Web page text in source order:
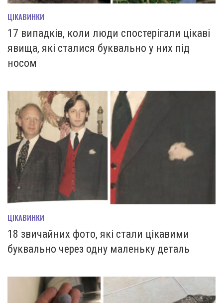
ЦІКАВИНКИ
17 випадків, коли люди спостерігали цікаві
явища, які сталися буквально у них під
носом
ЦІКАВИНКИ
18 звичайних фото, які стали цікавими
буквально через одну маленьку деталь